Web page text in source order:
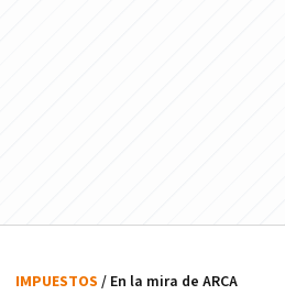
IMPUESTOS / En la mira de ARCA